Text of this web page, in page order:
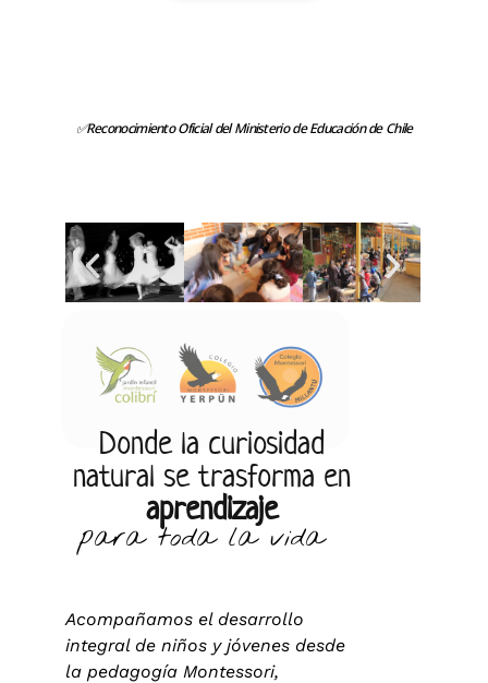
✅Reconocimiento Oficial del Ministerio de Educación de Chile
Donde la curiosidad
natural se trasforma en
aprendizaje
para toda la vida
Acompañamos el desarrollo
integral de niños y jóvenes desde
la pedagogía Montessori,